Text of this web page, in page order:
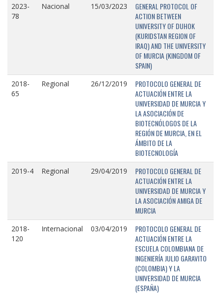
2023-
78
Nacional 15/03/2023
GENERAL PROTOCOL OF
ACTION BETWEEN
UNIVERSITY OF DUHOK
(KURIDSTAN REGION OF
IRAQ) AND THE UNIVERSITY
OF MURCIA (KINGDOM OF
SPAIN)
2018-
65
Regional 26/12/2019
PROTOCOLO GENERAL DE
ACTUACIÓN ENTRE LA
UNIVERSIDAD DE MURCIA Y
LA ASOCIACIÓN DE
BIOTECNÓLOGOS DE LA
REGIÓN DE MURCIA, EN EL
ÁMBITO DE LA
BIOTECNOLOGÍA
2019-4 Regional 29/04/2019
PROTOCOLO GENERAL DE
ACTUACIÓN ENTRE LA
UNIVERSIDAD DE MURCIA Y
LA ASOCIACIÓN AMIGA DE
MURCIA
2018-
120
Internacional 03/04/2019
PROTOCOLO GENERAL DE
ACTUACIÓN ENTRE LA
ESCUELA COLOMBIANA DE
INGENIERÍA JULIO GARAVITO
(COLOMBIA) Y LA
UNIVERSIDAD DE MURCIA
(ESPAÑA)